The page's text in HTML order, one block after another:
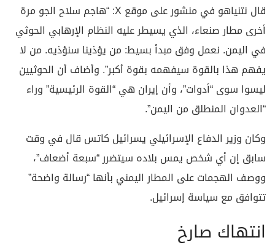
قال نتنياهو في منشور على موقع X: “هاجم سلاح الجو مرة
أخرى مطار صنعاء، الذي يسيطر عليه النظام الإرهابي الحوثي
في ​​اليمن. نعمل وفق مبدأ بسيط: من يؤذينا سنؤذيه. من لا
يفهم هذا بالقوة سيفهمه بقوة أكبر”. وأضاف أن الحوثيين
ليسوا سوى “أدوات”، وأن إيران هي “القوة الرئيسية” وراء
“العدوان المنطلق من اليمن”.
وكان وزير الدفاع الإسرائيلي يسرائيل كاتس قال في وقت
سابق إن أي شخص يمس بلاده سيتضرر “سبعة أضعاف”،
ووصف الهجمات على المطار اليمني بأنها “رسالة واضحة”
تتوافق مع سياسة إسرائيل.
انتهاك صارخ